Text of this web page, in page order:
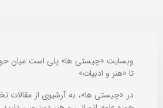
وبسایت «چیستی ها» پلی است میان
تا «هنر و ادبیات»
در «چیستی ها»، به آرشیوی از